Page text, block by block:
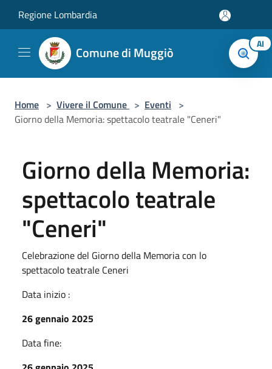
Regione Lombardia
Comune di Muggiò AI
Home > Vivere il Comune > Eventi >
Giorno della Memoria: spettacolo teatrale "Ceneri"
Giorno della Memoria:
spettacolo teatrale
"Ceneri"
Celebrazione del Giorno della Memoria con lo
spettacolo teatrale Ceneri
Data inizio :
26 gennaio 2025
Data fine: